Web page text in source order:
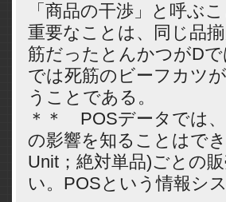
「商品の干渉」と呼ぶ
重要なことは、同じ品
筋だったとんかつがD
では死筋のビーフカツ
うことである。
＊＊ POSデータでは
の影響を知ることはで
Unit；絶対単品)ごとの
い。POSという情報シ